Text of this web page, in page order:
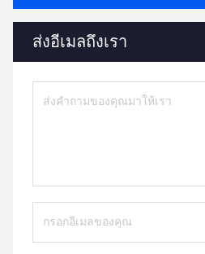
ส่งอีเมลถึงเรา